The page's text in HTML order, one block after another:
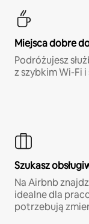
Miejsca dobre
Podróżujesz
z szybkim Wi-Fi
Szukasz
Na Airbnb
idealne dla
potrzebują